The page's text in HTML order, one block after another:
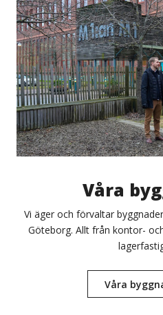
Våra
Vi äger och förvaltar
Göteborg. Allt från kontor-
Våra